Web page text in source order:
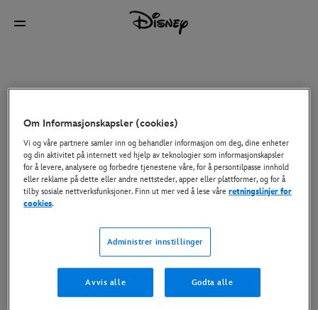
Om Informasjonskapsler (cookies)
Vi og våre partnere samler inn og behandler informasjon om deg, dine enheter
og din aktivitet på internett ved hjelp av teknologier som informasjonskapsler
for å levere, analysere og forbedre tjenestene våre, for å persontilpasse innhold
eller reklame på dette eller andre nettsteder, apper eller plattformer, og for å
tilby sosiale nettverksfunksjoner. Finn ut mer ved å lese våreretningslinjer for
cookies.
Administrer innstillinger
Avvis alle Godta alle